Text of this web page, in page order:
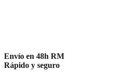
Envío en 48h RM
Rápido y seguro